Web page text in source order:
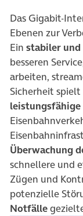
Das Gigabit-
Ebenen zur
Ein stabiler
besseren
arbeiten,
Sicherheit
Überwachung
schnellere und
Zügen und
potenzielle
Notfälle